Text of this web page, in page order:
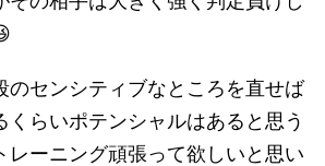
のセンシティブなところを直せば
くらいポテンシャルはあると思う
レーニング頑張って欲しいと思い